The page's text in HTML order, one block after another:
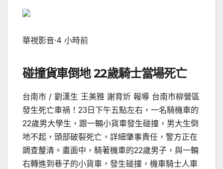
華視影音·4 小時前
碰撞貨車倒地 22歲騎士當場死亡
台南市 / 劉漢生 王美雅 謝育炘 報導 台南市柳營區
發生死亡車禍！23日下午五點左右，一名騎機車的
22歲男大學生，跟一輛小貨車發生碰撞，男大生倒
地不起，頭部破裂死亡，詳細肇事責任，警方正在
調查釐清。畫面中，騎著機車的22歲男子，與一輛
右轉進到巷子的小貨車，發生碰撞，機車騎士人車